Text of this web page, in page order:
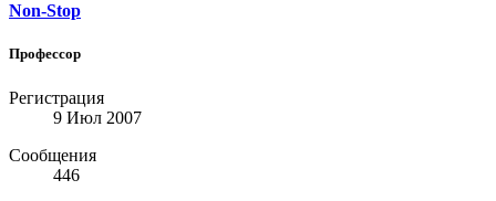
Non-Stop
Профессор
Регистрация
9 Июл 2007
Сообщения
446